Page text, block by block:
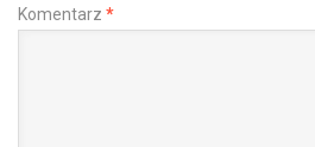
Komentarz *